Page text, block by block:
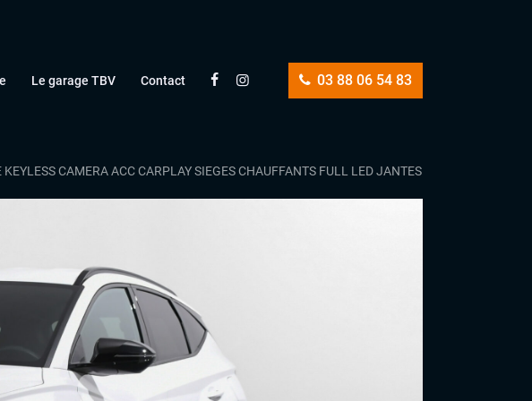
03 88 06 54 83
Le garage TBV Contact
CAMERA ACC CARPLAY SIEGES CHAUFFANTS FULL LED JANTES 19 1ERE MAIN